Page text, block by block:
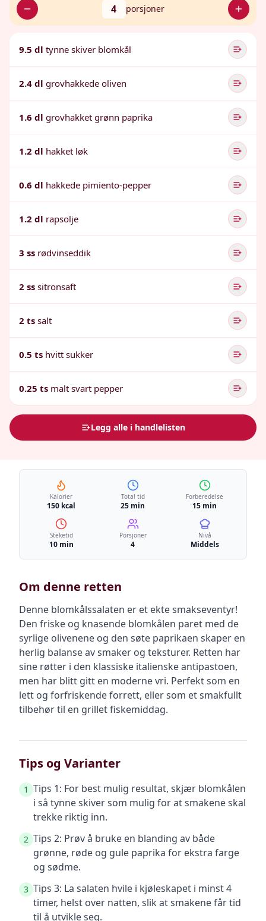
4 porsjoner
9.5 dl tynne skiver blomkål
2.4 dl grovhakkede oliven
1.6 dl grovhakket grønn paprika
1.2 dl hakket løk
0.6 dl hakkede pimiento-pepper
1.2 dl rapsolje
3 ss rødvinseddik
2 ss sitronsaft
2 ts salt
0.5 ts hvitt sukker
0.25 ts malt svart pepper
Legg alle i handlelisten
Kalorier
150 kcal
Total tid
25 min
Forberedelse
15 min
Steketid
10 min
Porsjoner
4
Nivå
Middels
Om denne retten
Denne blomkålssalaten er et ekte smakseventyr!
Den friske og knasende blomkålen paret med de
syrlige olivenene og den søte paprikaen skaper en
herlig balanse av smaker og teksturer. Retten har
sine røtter i den klassiske italienske antipastoen,
men har blitt gitt en moderne vri. Perfekt som en
lett og forfriskende forrett, eller som et smakfullt
tilbehør til en grillet fiskemiddag.
Tips og Varianter
1 Tips 1: For best mulig resultat, skjær blomkålen
i så tynne skiver som mulig for at smakene skal
trekke riktig inn.
2 Tips 2: Prøv å bruke en blanding av både
grønne, røde og gule paprika for ekstra farge
og sødme.
3 Tips 3: La salaten hvile i kjøleskapet i minst 4
timer, helst over natten, slik at smakene får tid
til å utvikle seg.